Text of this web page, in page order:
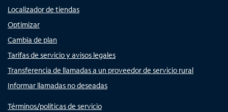
Localizador de tiendas
Optimizar
Cambia de plan
Tarifas de servicio y avisos legales
Transferencia de llamadas a un proveedor de servicio rural
Informar llamadas no deseadas
Términos/políticas de servicio